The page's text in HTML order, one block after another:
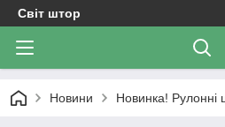
Світ штор
Новини Новинка! Рулонні